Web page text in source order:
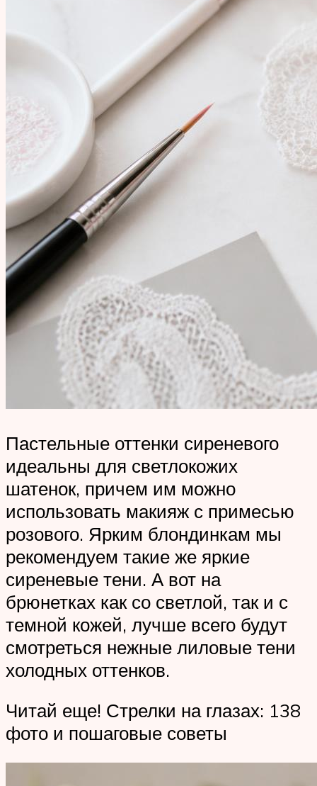
Пастельные оттенки сиреневого
идеальны для светлокожих
шатенок, причем им можно
использовать макияж с примесью
розового. Ярким блондинкам мы
рекомендуем такие же яркие
сиреневые тени. А вот на
брюнетках как со светлой, так и с
темной кожей, лучше всего будут
смотреться нежные лиловые тени
холодных оттенков.
Читай еще! Стрелки на глазах: 138
фото и пошаговые советы